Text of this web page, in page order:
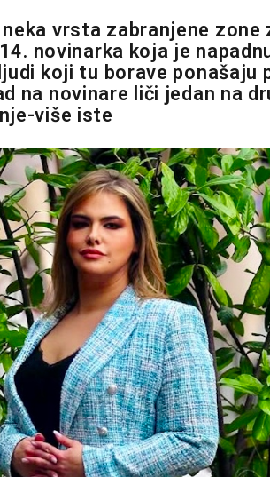
vrsta zabranjene zone
novinarka koja je
koji tu borave ponašaju
na novinare liči jedan na
više iste